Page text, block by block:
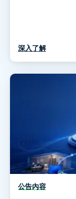
深入了解
公告內容